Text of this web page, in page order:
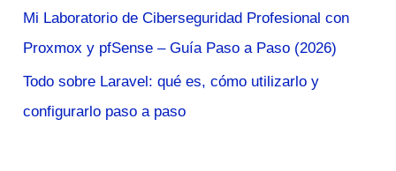
Mi Laboratorio de Ciberseguridad Profesional con
Proxmox y pfSense – Guía Paso a Paso (2026)
Todo sobre Laravel: qué es, cómo utilizarlo y
configurarlo paso a paso